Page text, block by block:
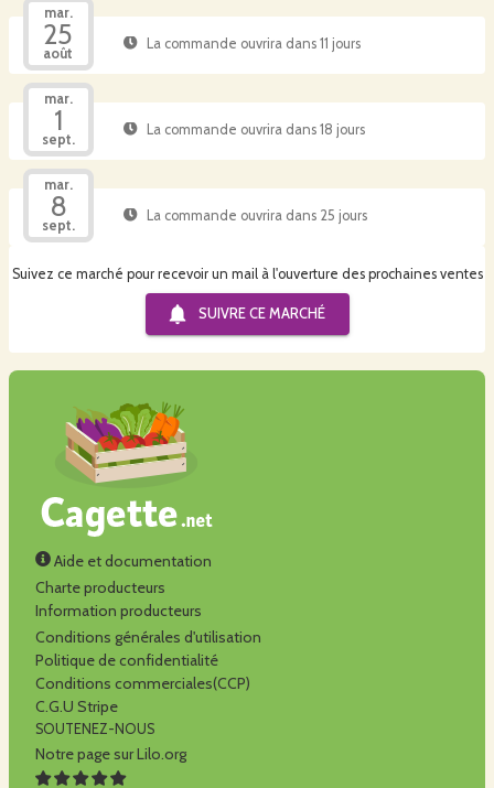
mar.
25
août
La commande ouvrira dans 11 jours
mar.
1
sept.
La commande ouvrira dans 18 jours
mar.
8
sept.
La commande ouvrira dans 25 jours
Suivez ce marché pour recevoir un mail à l'ouverture des prochaines ventes
SUIVRE CE MARCHÉ
Aide et documentation
Charte producteurs
Information producteurs
Conditions générales d'utilisation
Politique de confidentialité
Conditions commerciales(CCP)
C.G.U Stripe
SOUTENEZ-NOUS
Notre page sur Lilo.org